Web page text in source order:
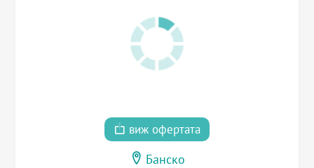
виж офертата
Банско